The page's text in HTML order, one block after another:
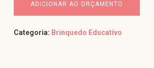
ADICIONAR AO ORÇAMENTO
Categoria: Brinquedo Educativo